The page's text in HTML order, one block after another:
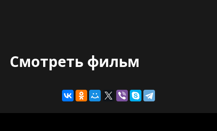
Смотреть фильм